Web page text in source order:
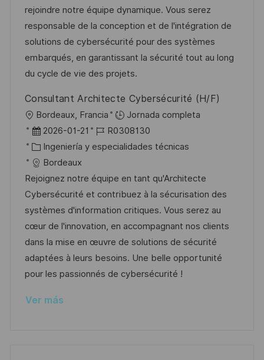
i
ó
n
d
e
p
u
b
i
c
a
c
ó
n
m
p
l
e
o
g
o
r
í
a
rejoindre notre équipe dynamique. Vous serez
responsable de la conception et de l'intégration de
solutions de cybersécurité pour des systèmes
embarqués, en garantissant la sécurité tout au long
du cycle de vie des projets.
Consultant Architecte Cybersécurité (H/F)
U
b
c
a
c
i
ó
n
Bordeaux, Francia
Jornada completa
F
e
c
h
a
d
e
p
u
b
i
2026-01-21
I
D
e
e
m
p
l
e
o
R0308130
C
a
t
e
g
o
r
í
a
Ingeniería y especialidades técnicas
Bordeaux
Rejoignez notre équipe en tant qu'Architecte
Cybersécurité et contribuez à la sécurisation des
systèmes d'information critiques. Vous serez au
cœur de l'innovation, en accompagnant nos clients
dans la mise en œuvre de solutions de sécurité
adaptées à leurs besoins. Une belle opportunité
pour les passionnés de cybersécurité !
Ver más